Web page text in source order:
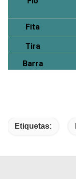
Fita
Tira
Barra
Etiquetas: